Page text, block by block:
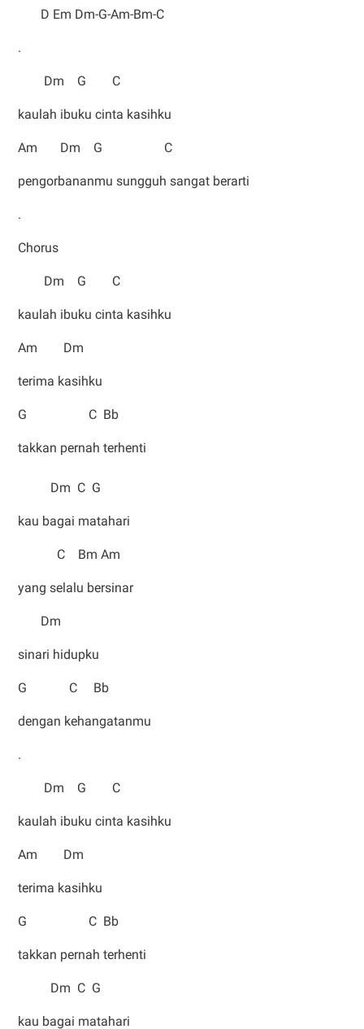
D Em Dm-G-Am-Bm-C
.
Dm G C
kaulah ibuku cinta kasihku
Am Dm G C
pengorbananmu sungguh sangat berarti
.
Chorus
Dm G C
kaulah ibuku cinta kasihku
Am Dm
terima kasihku
G C Bb
takkan pernah terhenti
Dm C G
kau bagai matahari
C Bm Am
yang selalu bersinar
Dm
sinari hidupku
G C Bb
dengan kehangatanmu
.
Dm G C
kaulah ibuku cinta kasihku
Am Dm
terima kasihku
G C Bb
takkan pernah terhenti
Dm C G
kau bagai matahari